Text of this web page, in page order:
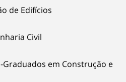
de Edifícios
Civil
em Construção e